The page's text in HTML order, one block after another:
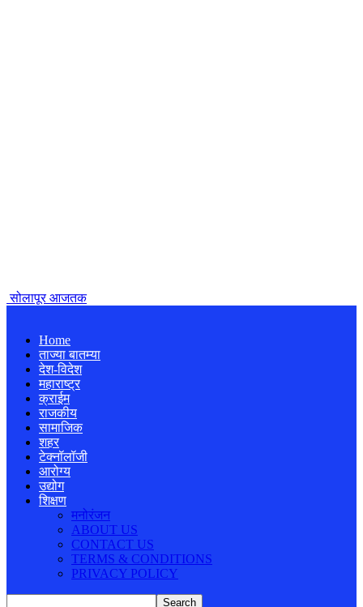
सोलापूर आजतक
Home
ताज्या बातम्या
देश-विदेश
महाराष्ट्र
क्राईम
राजकीय
सामाजिक
शहर
टेक्नॉलॉजी
आरोग्य
उद्योग
शिक्षण
मनोरंजन
ABOUT US
CONTACT US
TERMS & CONDITIONS
PRIVACY POLICY